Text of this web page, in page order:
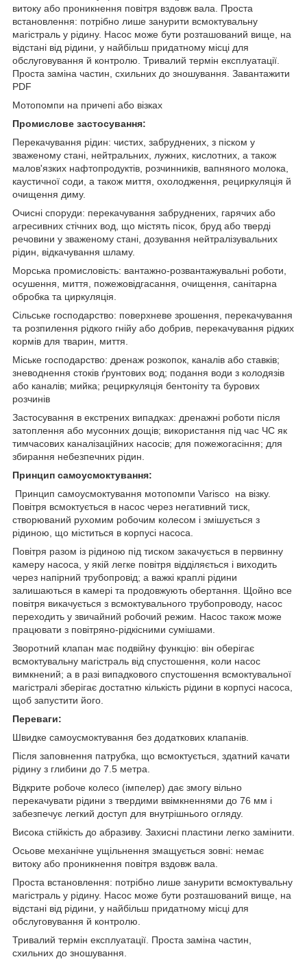
витоку або проникнення повітря вздовж вала. Проста
встановлення: потрібно лише занурити всмоктувальну
магістраль у рідину. Насос може бути розташований вище, на
відстані від рідини, у найбільш придатному місці для
обслуговування й контролю. Тривалий термін експлуатації.
Проста заміна частин, схильних до зношування. Завантажити
PDF
Мотопомпи на причепі або візках
Промислове застосування:
Перекачування рідин: чистих, забруднених, з піском у
зваженому стані, нейтральних, лужних, кислотних, а також
малов'язких нафтопродуктів, розчинників, вапняного молока,
каустичної соди, а також миття, охолодження, рециркуляція й
очищення диму.
Очисні споруди: перекачування забруднених, гарячих або
агресивних стічних вод, що містять пісок, бруд або тверді
речовини у зваженому стані, дозування нейтралізувальних
рідин, відкачування шламу.
Морська промисловість: вантажно-розвантажувальні роботи,
осушення, миття, пожежовідгасання, очищення, санітарна
обробка та циркуляція.
Сільське господарство: поверхневе зрошення, перекачування
та розпилення рідкого гнійу або добрив, перекачування рідких
кормів для тварин, миття.
Міське господарство: дренаж розкопок, каналів або ставків;
зневоднення стоків ґрунтових вод; подання води з колодязів
або каналів; мийка; рециркуляція бентоніту та бурових
розчинів
Застосування в екстрених випадках: дренажні роботи після
затоплення або мусонних дощів; використання під час ЧС як
тимчасових каналізаційних насосів; для пожежогасіння; для
збирання небезпечних рідин.
Принцип самоусмоктування:
Принцип самоусмоктування мотопомпи Varisco на візку.
Повітря всмоктується в насос через негативний тиск,
створюваний рухомим робочим колесом і змішується з
рідиною, що міститься в корпусі насоса.
Повітря разом із рідиною під тиском закачується в первинну
камеру насоса, у якій легке повітря відділяється і виходить
через напірний трубопровід; а важкі краплі рідини
залишаються в камері та продовжують обертання. Щойно все
повітря викачується з всмоктувального трубопроводу, насос
переходить у звичайний робочий режим. Насос також може
працювати з повітряно-рідкісними сумішами.
Зворотний клапан має подвійну функцію: він оберігає
всмоктувальну магістраль від спустошення, коли насос
вимкнений; а в разі випадкового спустошення всмоктувальної
магістралі зберігає достатню кількість рідини в корпусі насоса,
щоб запустити його.
Переваги:
Швидке самоусмоктування без додаткових клапанів.
Після заповнення патрубка, що всмоктується, здатний качати
рідину з глибини до 7.5 метра.
Відкрите робоче колесо (імпелер) дає змогу вільно
перекачувати рідини з твердими ввімкненнями до 76 мм і
забезпечує легкий доступ для внутрішнього огляду.
Висока стійкість до абразиву. Захисні пластини легко замінити.
Осьове механічне ущільнення змащується зовні: немає
витоку або проникнення повітря вздовж вала.
Проста встановлення: потрібно лише занурити всмоктувальну
магістраль у рідину. Насос може бути розташований вище, на
відстані від рідини, у найбільш придатному місці для
обслуговування й контролю.
Тривалий термін експлуатації. Проста заміна частин,
схильних до зношування.